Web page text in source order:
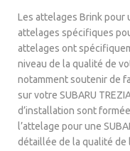
Les attelages Brink pour
attelages spécifiques
attelages ont
niveau de la qualité de
notamment soutenir de
sur votre SUBARU
d’installation sont
l’attelage pour une
détaillée de la qualité de